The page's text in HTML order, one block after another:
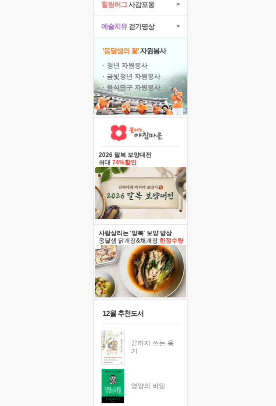
예술치유걷기명상 >
힐링허그사감포옹 >
'옹달샘의 꽃'자원봉사
· 청년 자원봉사
· 금빛청년 자원봉사
· 음식연구 자원봉사
2026 말복 보양대전
최대 74%할인
사람살리는 '말복' 보양 밥상
옹달샘 닭개장&채개장 한정수량
12월 추천도서
끝까지 쓰는 용
기
영양의 비밀